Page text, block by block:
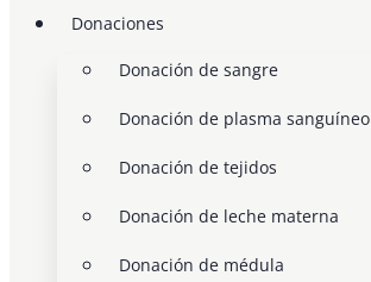
Donaciones
Donación de sangre
Donación de plasma sanguíneo
Donación de tejidos
Donación de leche materna
Donación de médula